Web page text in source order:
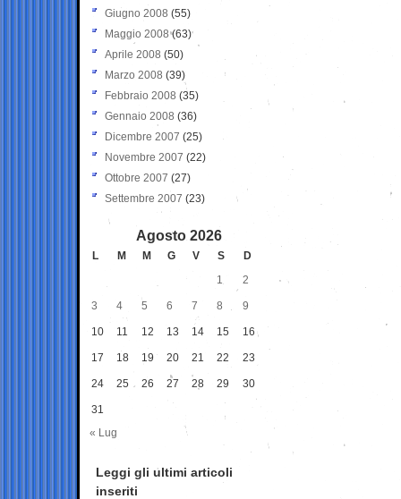
Giugno 2008 (55)
Maggio 2008(63)
Aprile 2008 (50)
Marzo 2008 (39)
Febbraio 2008 (35)
Gennaio 2008 (36)
Dicembre 2007 (25)
Novembre 2007 (22)
Ottobre 2007 (27)
Settembre 2007 (23)
Agosto 2026
L M M G V S
D
1
2
3 4 5 6 7 8 9
10 11 12 13 14 15 16
17 18 19 20 21 22 23
24 25 26 27 28 29 30
31
« Lug
Leggi gli ultimi articoli
inseriti